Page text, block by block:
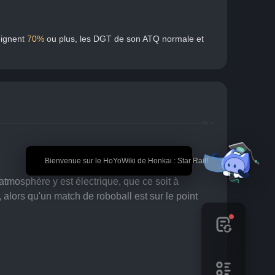
🎉 Bienvenue sur le HoYoWiki de Honkai : Star Rail!
70% ou plus, les DGT de son ATQ normale et
y est électrique, que ce soit à
qu'un match de roboball est sur le point